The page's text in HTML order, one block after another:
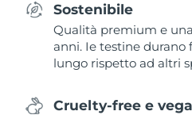
Sostenibile
Qualità premium e
anni. Ie testine durano
lungo rispetto ad altri
Cruelty-free e